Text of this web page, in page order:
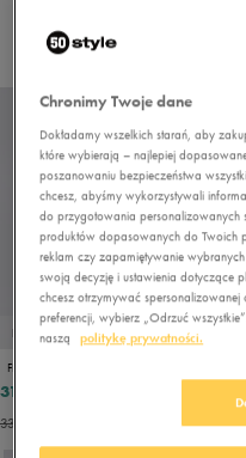
Wybrane filtry:
PROMO: DO -30%
FILA SEABREEZE
31,99 zł
33,19 zł
Chronimy Twoje dane
Dokładamy wszelkich starań, aby
które wybierają – najlepiej
poszanowaniu bezpieczeństwa
chcesz, abyśmy wykorzystywali
do przygotowania personalizowanych
produktów dopasowanych do Twoich
reklam czy zapamiętywanie
swoją decyzję i ustawienia dotyczące
chcesz otrzymywać
preferencji, wybierz „Odrzuć
naszą
politykę prywatności.